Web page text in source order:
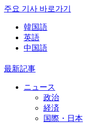
주요 기사 바로가기
韓国語
英語
中国語
最新記事
ニュース
政治
経済
国際・日本